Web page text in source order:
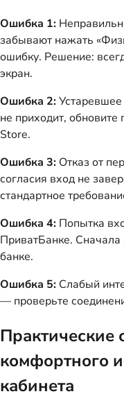
Ошибка 1:
забывают нажать
ошибку. Решение:
экран.
Ошибка 2:
не приходит,
Store.
Ошибка 3: Отказ от
согласия вход не
стандартное
Ошибка 4: Попытка
ПриватБанке. Сначала
банке.
Ошибка 5: Слабый
— проверьте
Практические
комфортного
кабинета